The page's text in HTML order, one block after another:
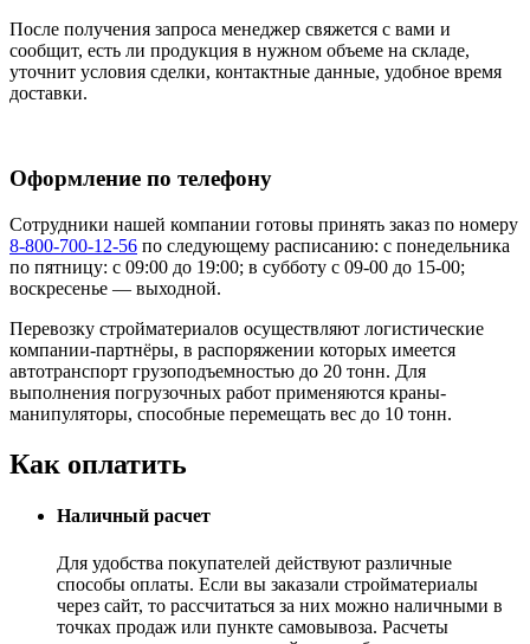
После получения запроса менеджер свяжется с вами и
сообщит, есть ли продукция в нужном объеме на складе,
уточнит условия сделки, контактные данные, удобное время
доставки.
Оформление по телефону
Сотрудники нашей компании готовы принять заказ по номеру
8-800-700-12-56 по следующему расписанию: с понедельника
по пятницу: с 09:00 до 19:00; в субботу с 09-00 до 15-00;
воскресенье — выходной.
Перевозку стройматериалов осуществляют логистические
компании-партнёры, в распоряжении которых имеется
автотранспорт грузоподъемностью до 20 тонн. Для
выполнения погрузочных работ применяются краны-
манипуляторы, способные перемещать вес до 10 тонн.
Как оплатить
Наличный расчет
Для удобства покупателей действуют различные
способы оплаты. Если вы заказали стройматериалы
через сайт, то рассчитаться за них можно наличными в
точках продаж или пункте самовывоза. Расчеты